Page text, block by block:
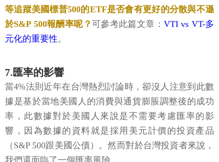
等追蹤美國標普500的ETF是否會有更好的分散與不遜
於S&P 500報酬率呢？ 可參考此篇文章： VTI vs VT-多
元化的重要性。
7.匯率的影響
當4%法則近年在台灣熱烈討論時，卻沒人注意到此數
據是基於當地美國人的消費與通貨膨脹調整後的成功
率，此數據對於美國人來說是不需要考慮匯率的影
響，因為數據的資料就是採用美元計價的投資產品
（S&P 500跟美國公債）。然而對於台灣投資者來說，
我們還面臨了一個匯率風險。